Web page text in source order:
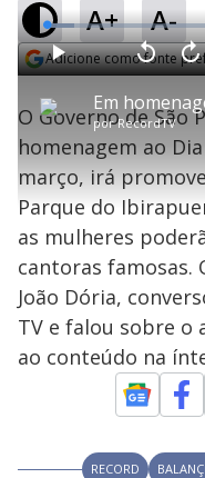
A+ A-
Adicione como fonte
porRecordTV
P V
t
a
r
0
e
g
n
d
s
A
n
ç
a
r
1
s
e
u
n
o
s
M
u
d
o
L
o
a
d
e
.
9
7
%
O Governo de São
homenagem ao
março, irá
Parque do
as mulheres
cantoras famosas.
João Dória,
TV e falou sobre o
ao conteúdo na
RECORD